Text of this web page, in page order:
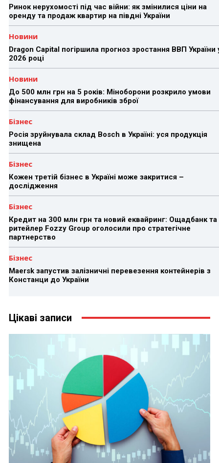
Ринок нерухомості під час війни: як змінилися ціни на
оренду та продаж квартир на півдні України
Новини
Dragon Capital погіршила прогноз зростання ВВП України
2026 році
Новини
До 500 млн грн на 5 років: Міноборони розкрило умови
фінансування для виробників зброї
Бізнес
Росія зруйнувала склад Bosch в Україні: уся продукція
знищена
Бізнес
Кожен третій бізнес в Україні може закритися –
дослідження
Бізнес
Кредит на 300 млн грн та новий еквайринг: Ощадбанк та
ритейлер Fozzy Group оголосили про стратегічне
партнерство
Бізнес
Maersk запустив залізничні перевезення контейнерів з
Констанци до України
Цікаві записи